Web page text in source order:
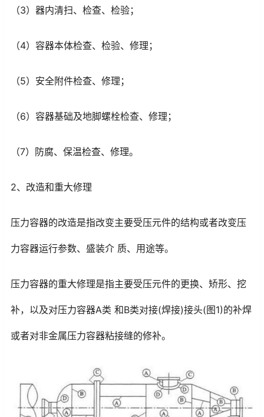
（3）器内清扫、检查、检验；
（4）容器本体检查、检验、修理；
（5）安全附件检查、修理；
（6）容器基础及地脚螺栓检查、修理；
（7）防腐、保温检查、修理。
2、改造和重大修理
压力容器的改造是指改变主要受压元件的结构或者改变压
力容器运行参数、盛装介 质、用途等。
压力容器的重大修理是指主要受压元件的更换、矫形、挖
补，以及对压力容器A类 和B类对接(焊接)接头(图1)的补焊
或者对非金属压力容器粘接缝的修补。